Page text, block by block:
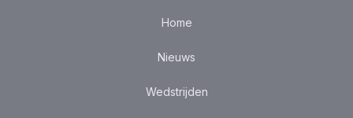
Home
Nieuws
Wedstrijden